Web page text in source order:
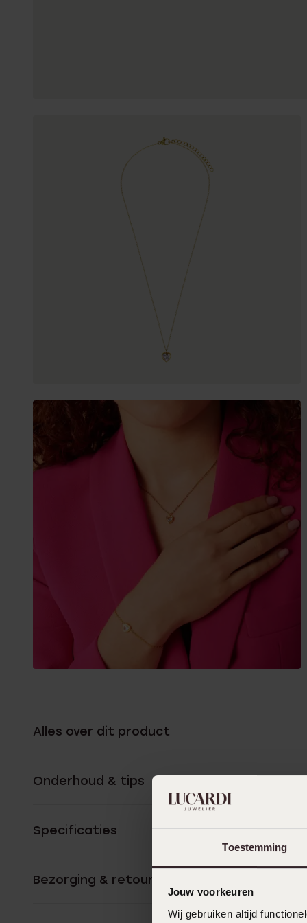
Toestemming
Jouw voorkeuren
Wij gebruiken altijd
Alles over dit product
Onderhoud & tips
Specificaties
Bezorging & retourneren